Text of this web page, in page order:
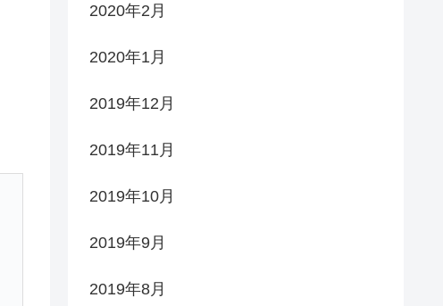
2020年2月
2020年1月
2019年12月
2019年11月
2019年10月
2019年9月
2019年8月